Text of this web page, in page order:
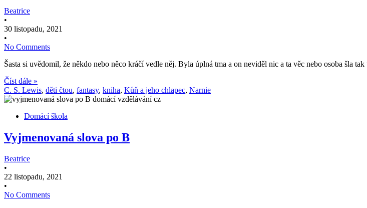
Beatrice
•
30 listopadu, 2021
•
No Comments
Šasta si uvědomil, že někdo nebo něco kráčí vedle něj. Byla úplná tma a on neviděl nic a ta věc nebo osoba šla
Číst dále »
C. S. Lewis, děti čtou, fantasy, kniha, Kůň a jeho chlapec, Narnie
Domácí škola
Vyjmenovaná slova po B
Beatrice
•
22 listopadu, 2021
•
No Comments